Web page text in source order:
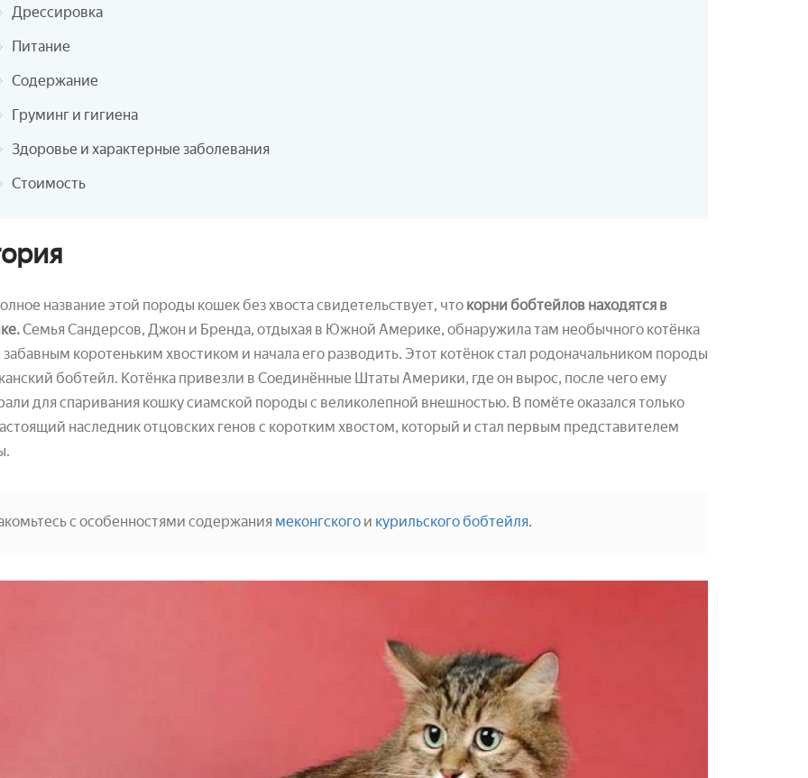
Дрессировка
Питание
Содержание
Груминг и гигиена
Здоровье и характерные заболевания
Стоимость
название этой породы кошек без хвоста свидетельствует, что корни бобтейлов находятся в
Семья Сандерсов, Джон и Бренда, отдыхая в Южной Америке, обнаружила там необычного котёнка
коротеньким хвостиком и начала его разводить. Этот котёнок стал родоначальником породы
бобтейл. Котёнка привезли в Соединённые Штаты Америки, где он вырос, после чего ему
для спаривания кошку сиамской породы с великолепной внешностью. В помёте оказался только
наследник отцовских генов с коротким хвостом, который и стал первым представителем
с особенностями содержания меконгского и курильского бобтейля.